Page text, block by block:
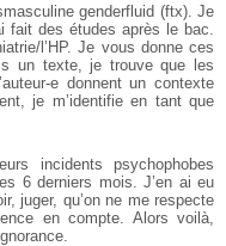
genderfluid (ftx). Je
fait des études après le bac.
l’HP. Je vous donne ces
un texte, je trouve que les
e donnent un contexte
je m’identifie en tant que
incidents psychophobes
6 derniers mois. J’en ai eu
juger, qu’on ne me respecte
en compte. Alors voilà,